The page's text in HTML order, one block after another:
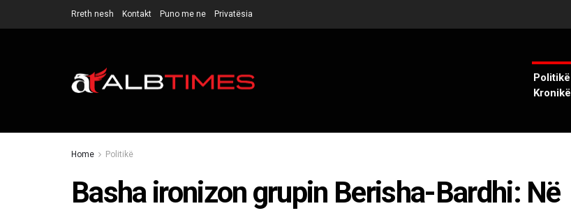
Rreth nesh Kontakt Puno me ne Privatësia
Politikë
Kronikë
Home Politikë
Basha ironizon grupin Berisha-Bardhi: Në